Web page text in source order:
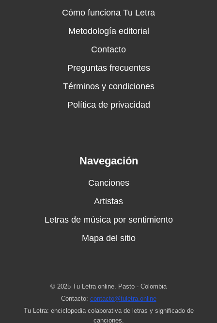
Cómo funciona Tu Letra
Metodología editorial
Contacto
Preguntas frecuentes
Términos y condiciones
Política de privacidad
Navegación
Canciones
Artistas
Letras de música por sentimiento
Mapa del sitio
© 2025 Tu Letra online. Pasto - Colombia
Contacto: contacto@tuletra.online
Tu Letra: enciclopedia colaborativa de letras y significado de
canciones.